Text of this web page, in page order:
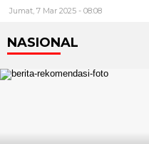
Jumat, 7 Mar 2025 - 08:08
NASIONAL